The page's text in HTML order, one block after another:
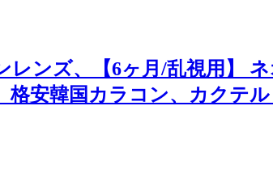
ンズ、【6ヶ月/乱視用】
安韓国カラコン、カクテ